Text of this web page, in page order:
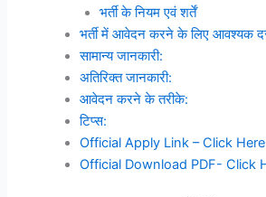
भर्ती के नियम एवं शर्तें
भर्ती में आवेदन करने के लिए आवश्यक
सामान्य जानकारी:
अतिरिक्त जानकारी:
आवेदन करने के तरीके:
टिप्स:
Official Apply Link – Click Here
Official Download PDF- Click